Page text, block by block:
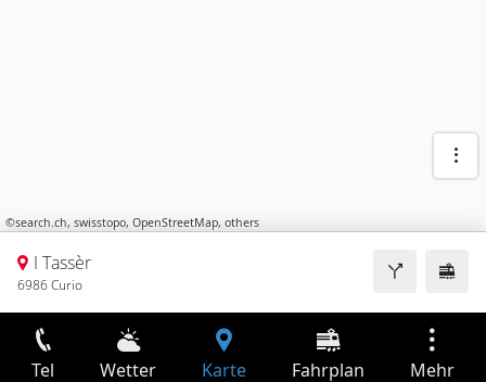
©search.ch, swisstopo, OpenStreetMap, others
I Tassèr
6986 Curio
Tel Wetter Karte Fahrplan Mehr